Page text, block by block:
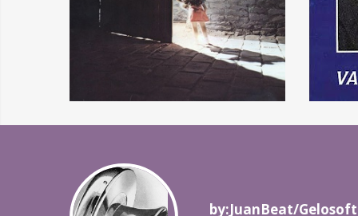
by:JuanBeat/Gelosoft